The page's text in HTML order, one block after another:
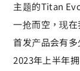
主题的Titan
一抢而空，现
首发产品会有
2023年上半年